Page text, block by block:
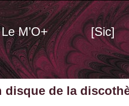
Le M’O+ [Sic]
disque de la